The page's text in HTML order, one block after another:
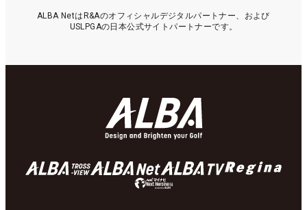
ALBA NetはR&Aのオフィシャルデジタルパートナー、および
USLPGAの日本公式サイトパートナーです。